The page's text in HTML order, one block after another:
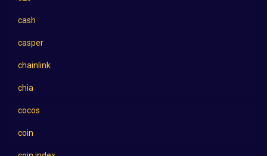
cash
casper
chainlink
chia
cocos
coin